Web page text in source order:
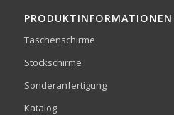
PRODUKTINFORMATIONEN
Taschenschirme
Stockschirme
Sonderanfertigung
Katalog